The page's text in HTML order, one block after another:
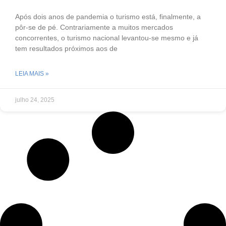
Após dois anos de pandemia o turismo está, finalmente, a
pôr-se de pé. Contrariamente a muitos mercados
concorrentes, o turismo nacional levantou-se mesmo e já
tem resultados próximos aos de
LEIA MAIS »
julho 24, 2025